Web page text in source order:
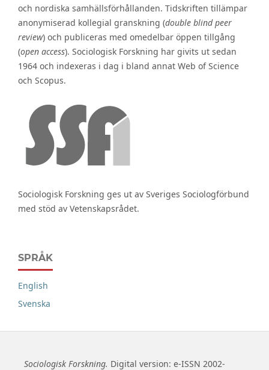
och nordiska samhällsförhållanden. Tidskriften tillämpar
anonymiserad kollegial granskning (double blind peer
review) och publiceras med omedelbar öppen tillgång
(open access). Sociologisk Forskning har givits ut sedan
1964 och indexeras i dag i bland annat Web of Science
och Scopus.
Sociologisk Forskning ges ut av Sveriges Sociologförbund
med stöd av Vetenskapsrådet.
SPRÅK
English
Svenska
Sociologisk Forskning. Digital version: e-ISSN 2002-